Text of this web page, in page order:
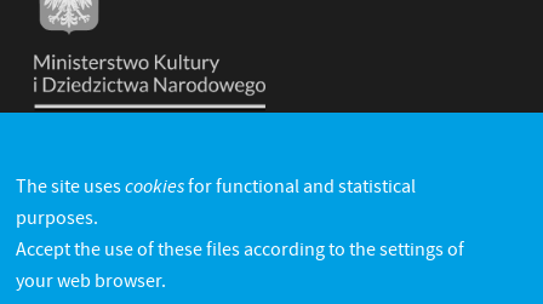
The site usescookiesfor functional and statistical
purposes.
Accept the use of these files according to the settings of
your web browser.